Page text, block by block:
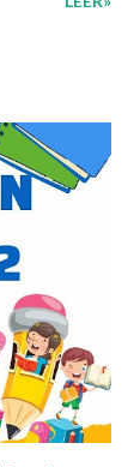
una serie de
fortalecer
los alumnos
a los
a su
con